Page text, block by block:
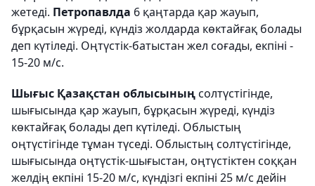
жетеді. Петропавлда 6 қаңтарда қар жауып,
бұрқасын жүреді, күндіз жолдарда көктайғақ болады
деп күтіледі. Оңтүстік-батыстан жел соғады, екпіні -
15-20 м/с.
Шығыс Қазақстан облысыныңсолтүстігінде,
шығысында қар жауып, бұрқасын жүреді, күндіз
көктайғақ болады деп күтіледі. Облыстың
оңтүстігінде тұман түседі. Облыстың солтүстігінде,
шығысында оңтүстік-шығыстан, оңтүстіктен соққан
желдің екпіні 15-20 м/с, күндізгі екпіні 25 м/с дейін